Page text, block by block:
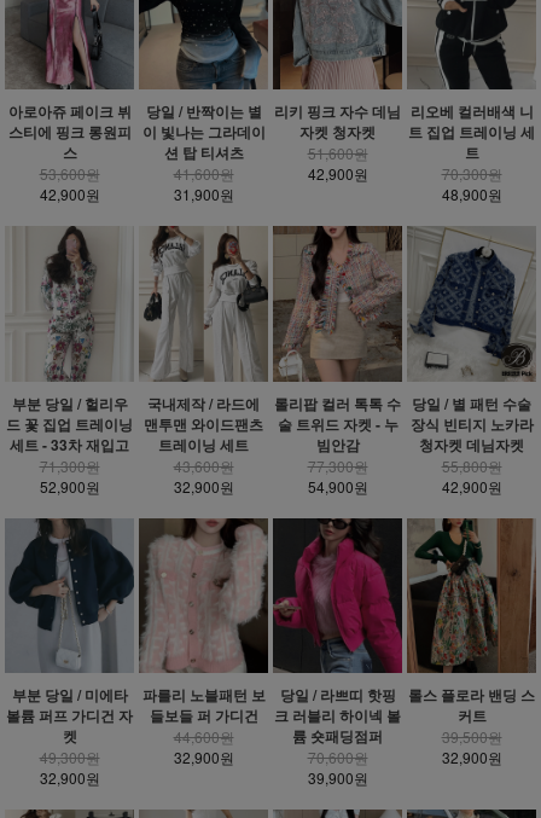
아로아쥬 페이크 뷔
스티에 핑크 롱원피
스
53,600원
42,900원
당일 / 반짝이는 별
이 빛나는 그라데이
션 탑 티셔츠
41,600원
31,900원
리키 핑크 자수 데님
자켓 청자켓
51,600원
42,900원
리오베 컬러배색 니
트 집업 트레이닝 세
트
70,300원
48,900원
부분 당일 / 헐리우
드 꽃 집업 트레이닝
세트 - 33차 재입고
71,300원
52,900원
국내제작 / 라드에
맨투맨 와이드팬츠
트레이닝 세트
43,600원
32,900원
롤리팝 컬러 톡톡 수
술 트위드 자켓 - 누
빔안감
77,300원
54,900원
당일 / 별 패턴 수술
장식 빈티지 노카라
청자켓 데님자켓
55,800원
42,900원
부분 당일 / 미에타
볼륨 퍼프 가디건 자
켓
49,300원
32,900원
파를리 노블패턴 보
들보들 퍼 가디건
44,600원
32,900원
당일 / 라쁘띠 핫핑
크 러블리 하이넥 볼
륨 숏패딩점퍼
70,600원
39,900원
롤스 플로라 밴딩 스
커트
39,500원
32,900원